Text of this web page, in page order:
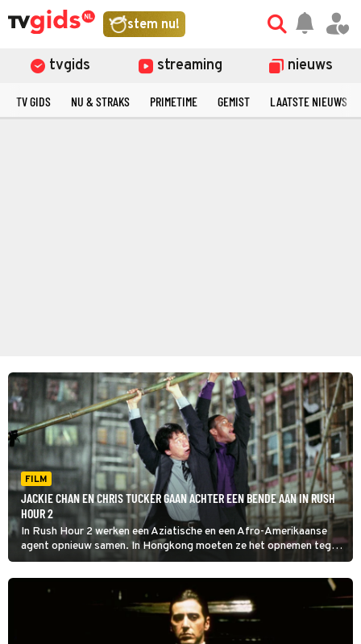
stem nu!
tvgids streaming nieuws
TV GIDS NU & STRAKS PRIMETIME GEMIST LAATSTE NIEUWS
FILM
JACKIE CHAN EN CHRIS TUCKER GAAN ACHTER EEN BENDE AAN IN RUSH
HOUR 2
In Rush Hour 2 werken een Aziatische en een Afro-Amerikaanse
agent opnieuw samen. In Hongkong moeten ze het opnemen tegen
een bende die met vals geld handelt.